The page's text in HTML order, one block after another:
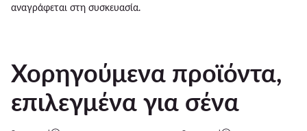
αναγράφεται στη συσκευασία.
Χορηγούμενα προϊόντα,
επιλεγμένα για σένα